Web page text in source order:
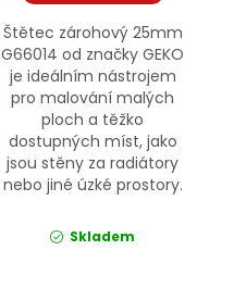
Štětec zárohový 25mm
G66014 od značky GEKO
je ideálním nástrojem
pro malování malých
ploch a těžko
dostupných míst, jako
jsou stěny za radiátory
nebo jiné úzké prostory.
Skladem